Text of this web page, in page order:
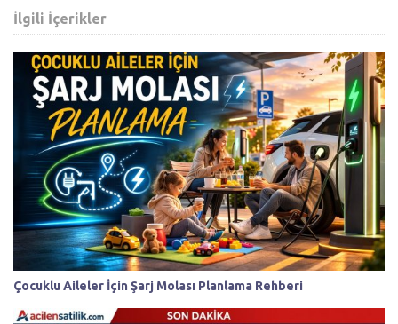
İlgili İçerikler
Çocuklu Aileler İçin Şarj Molası Planlama Rehberi